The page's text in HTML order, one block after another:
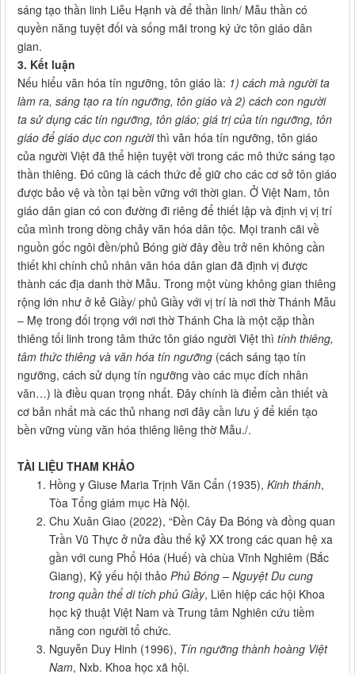
sáng tạo thần linh Liễu Hạnh và để thần linh/ Mẫu thần có
quyền năng tuyệt đối và sống mãi trong ký ức tôn giáo dân
gian.
3. Kết luận
Nếu hiểu văn hóa tín ngưỡng, tôn giáo là: 1) cách mà người ta
làm ra, sáng tạo ra tín ngưỡng, tôn giáo và 2) cách con người
ta sử dụng các tín ngưỡng, tôn giáo; giá trị của tín ngưỡng, tôn
giáo để giáo dục con ngườithì văn hóa tín ngưỡng, tôn giáo
của người Việt đã thể hiện tuyệt vời trong các mô thức sáng tạo
thần thiêng. Đó cũng là cách thức để giữ cho các cơ sở tôn giáo
được bảo vệ và tồn tại bền vững với thời gian. Ở Việt Nam, tôn
giáo dân gian có con đường đi riêng để thiết lập và định vị vị trí
của mình trong dòng chảy văn hóa dân tộc. Mọi tranh cãi về
nguồn gốc ngôi đền/phủ Bóng giờ đây đều trở nên không cần
thiết khi chính chủ nhân văn hóa dân gian đã định vị được
thành các địa danh thờ Mẫu. Trong một vùng không gian thiêng
rộng lớn như ở kẻ Giầy/ phủ Giầy với vị trí là nơi thờ Thánh Mẫu
– Mẹ trong đối trọng với nơi thờ Thánh Cha là một cặp thần
thiêng tối linh trong tâm thức tôn giáo người Việt thì tính thiêng,
tâm thức thiêng và văn hóa tín ngưỡng (cách sáng tạo tín
ngưỡng, cách sử dụng tín ngưỡng vào các mục đích nhân
văn…) là điều quan trọng nhất. Đây chính là điểm cần thiết và
cơ bản nhất mà các thủ nhang nơi đây cần lưu ý để kiến tạo
bền vững vùng văn hóa thiêng liêng thờ Mẫu./.
TÀI LIỆU THAM KHẢO
Hồng y Giuse Maria Trịnh Văn Cẩn (1935), Kinh thánh,
Tòa Tổng giám mục Hà Nội.
Chu Xuân Giao (2022), “Đền Cây Đa Bóng và đồng quan
Trần Vũ Thực ở nửa đầu thế kỷ XX trong các quan hệ xa
gần với cung Phổ Hóa (Huế) và chùa Vĩnh Nghiêm (Bắc
Giang), Kỷ yếu hội thảo Phủ Bóng – Nguyệt Du cung
trong quần thể di tích phủ Giầy, Liên hiệp các hội Khoa
học kỹ thuật Việt Nam và Trung tâm Nghiên cứu tiềm
năng con người tổ chức.
Nguyễn Duy Hinh (1996), Tín ngưỡng thành hoàng Việt
Nam, Nxb. Khoa học xã hội.